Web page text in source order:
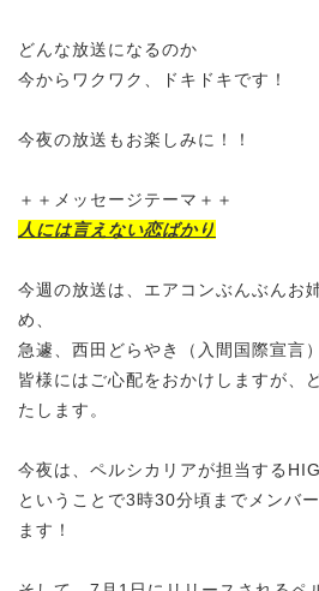
どんな放送になるのか
今からワクワク、ドキドキです！
今夜の放送もお楽しみに！！
＋＋メッセージテーマ＋＋
人には言えない恋ばかり
今週の放送は、エアコンぶんぶんお
め、
急遽、西田どらやき（入間国際宣言
皆様にはご心配をおかけしますが、
たします。
今夜は、ペルシカリアが担当する
ということで3時30分頃までメンバ
ます！